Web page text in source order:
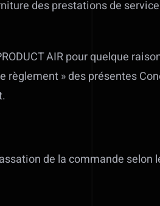
des prestations de
AIR pour quelque
» des présentes
de la commande selon